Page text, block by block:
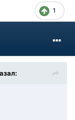
1